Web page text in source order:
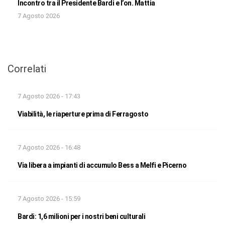
Incontro tra il Presidente Bardi e l’on. Mattia
7 Agosto 2026
Correlati
7 Agosto 2026 - 17:43
Viabilità, le riaperture prima di Ferragosto
7 Agosto 2026 - 16:48
Via libera a impianti di accumulo Bess a Melfi e Picerno
7 Agosto 2026 - 15:59
Bardi: 1,6 milioni per i nostri beni culturali